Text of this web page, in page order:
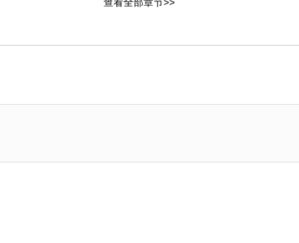
第5章：朋友